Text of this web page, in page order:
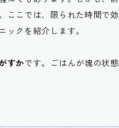
ここでは、限られた時間で効
クを紹介します。
すかです。ごはんが塊の状態